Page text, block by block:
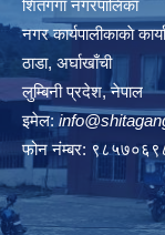
शितगंगा नगरपालिका
नगर कार्यपालीकाकाे
ठाडा, अर्घाखाँची
लुम्बिनी प्रदेश, नेपाल
इमेल:
फोन नंम्बर: